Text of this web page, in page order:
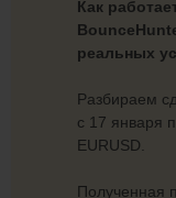
Как
реальных
Разбираем
с 17 января
EURUSD.
Полученная